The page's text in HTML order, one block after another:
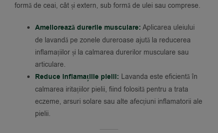
formă de ceai, cât și extern, sub formă de ulei sau comprese.
Ameliorează durerile musculare: Aplicarea uleiului
de lavandă pe zonele dureroase ajută la reducerea
inflamațiilor și la calmarea durerilor musculare sau
articulare.
Reduce inflamațiile pielii: Lavanda este eficientă în
calmarea iritațiilor pielii, fiind folosită pentru a trata
eczeme, arsuri solare sau alte afecțiuni inflamatorii ale
pielii.